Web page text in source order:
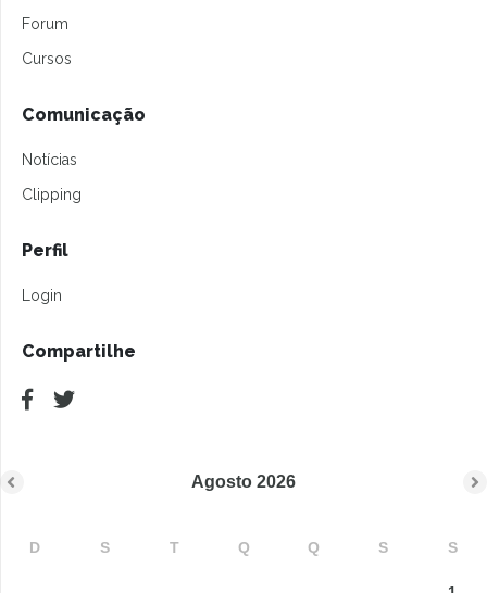
Forum
Cursos
Comunicação
Notícias
Clipping
Perfil
Login
Compartilhe
Agosto 2026
D S T Q Q S S